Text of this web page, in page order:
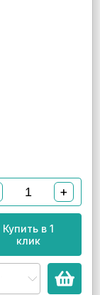
+
Купить в 1
клик